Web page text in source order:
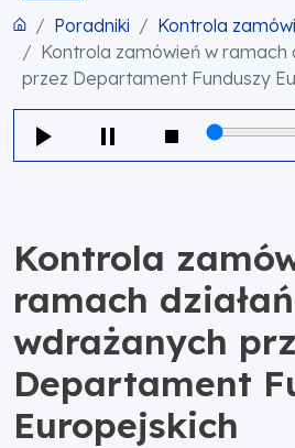
Poradniki
Kontrola
Kontrola zamówień w ramach
przez Departament Funduszy
Kontrola
ramach działań
wdrażanych
Departament
Europejskich